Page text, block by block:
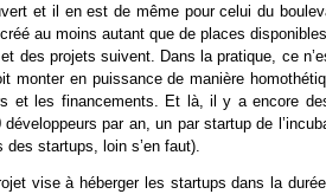
et il en est de même pour celui du
au moins autant que de places
des projets suivent. Dans la pratique, ce
monter en puissance de manière
et les financements. Et là, il y a encore
par an, un par startup de
startups, loin s’en faut).
vise à héberger les startups dans la